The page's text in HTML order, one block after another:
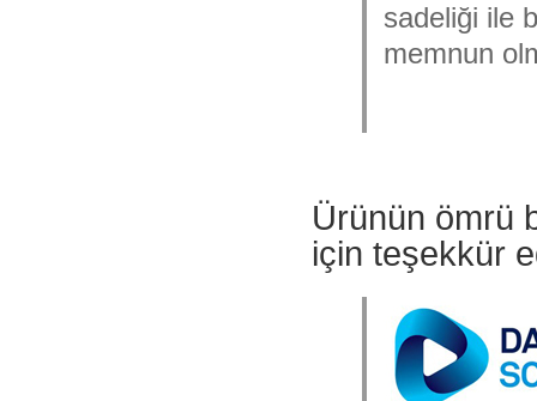
sadeliği ile
memnun
Ürünün ömrü
için teşekkür